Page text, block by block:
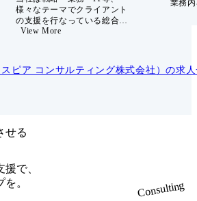
様々なテーマでクライアント
の支援を行なっている総合コ
ンサルティングファームで
どの民間企業にとどまらず、
公共分野に至るまで多種多様
トに価値提供するためには戦
プリケーションや技術力が必
要であると強く理解したMBB
や外資系総合ファーム
View More
業務
ピア コンサルティング株式会社）の求
せる
で、
。
Consulting